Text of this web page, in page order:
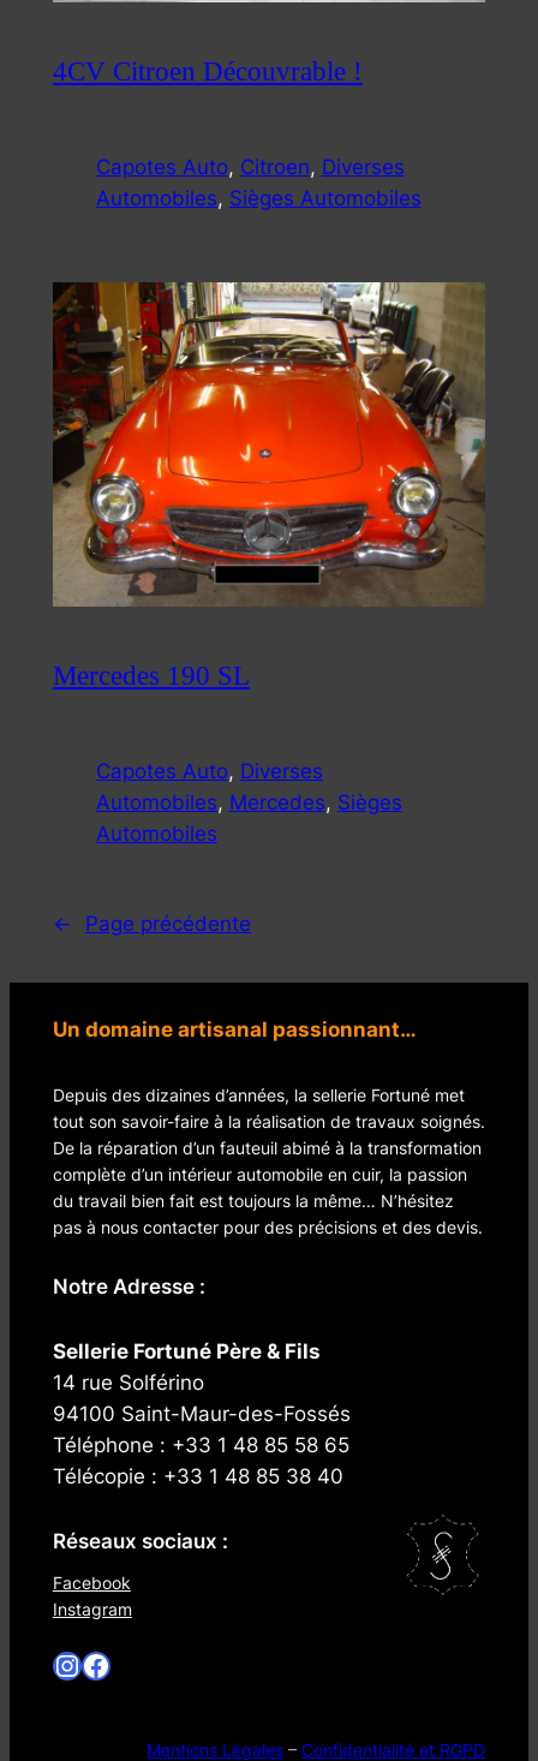
4CV Citroen Découvrable !
Capotes Auto, Citroen, Diverses
Automobiles, Sièges Automobiles
Mercedes 190 SL
Capotes Auto, Diverses
Automobiles, Mercedes, Sièges
Automobiles
← Page précédente
Un domaine artisanal passionnant…
Depuis des dizaines d’années, la sellerie Fortuné met
tout son savoir-faire à la réalisation de travaux soignés.
De la réparation d’un fauteuil abimé à la transformation
complète d’un intérieur automobile en cuir, la passion
du travail bien fait est toujours la même… N’hésitez
pas à nous contacter pour des précisions et des devis.
Notre Adresse :
Sellerie Fortuné Père & Fils
14 rue Solférino
94100 Saint-Maur-des-Fossés
Téléphone : +33 1 48 85 58 65
Télécopie : +33 1 48 85 38 40
Réseaux sociaux :
Facebook
Instagram
InstagramFacebook
Mentions Légales –Confidentialité et RGPD